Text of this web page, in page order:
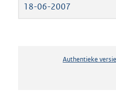
18-06-2007
Authentieke